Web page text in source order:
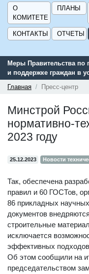
О
КОМИТЕТЕ
ПЛАНЫ
КОНТАКТЫ ОТЧЕТЫ
Меры Правительства
и поддержке граждан в
Главная
Пресс-центр
Минстрой
нормативно-
2023 году
25.12.2023 Новости
Так, обеспечена
правил и 60 ГОСТов,
86 прикладных
документов
строительные
исключается
эффективных подходов
Об этом сообщили на
председательством